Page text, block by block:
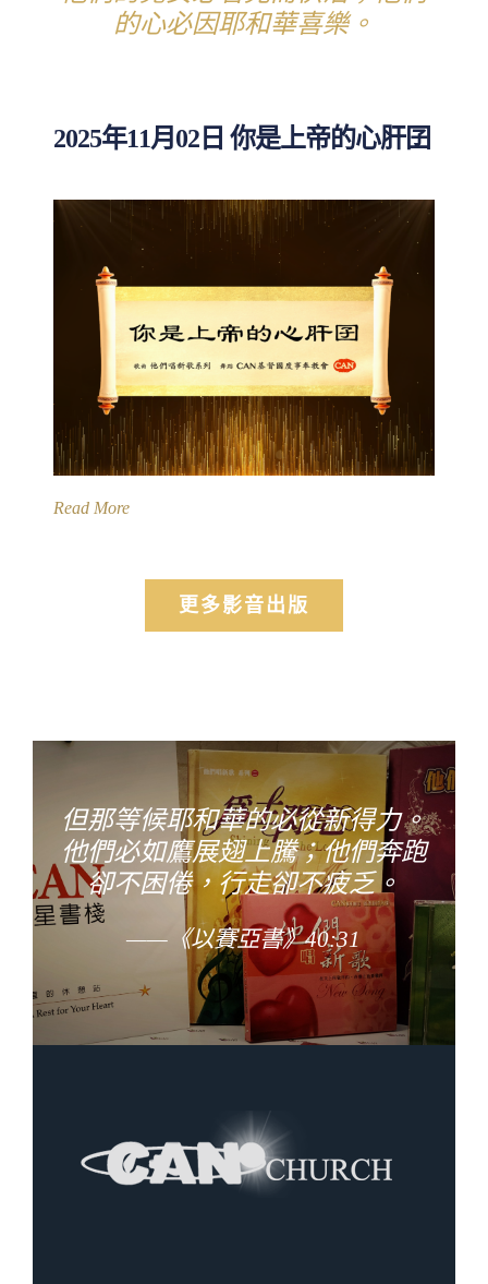
的心必因耶和華喜樂。
2025年11月02日 你是上帝的心肝囝
Read More
更多影音出版
但那等候耶和華的必從新得力。
他們必如鷹展翅上騰；他們奔跑
卻不困倦，行走卻不疲乏。
——《以賽亞書》40:31